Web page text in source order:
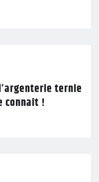
ternie
connaît !